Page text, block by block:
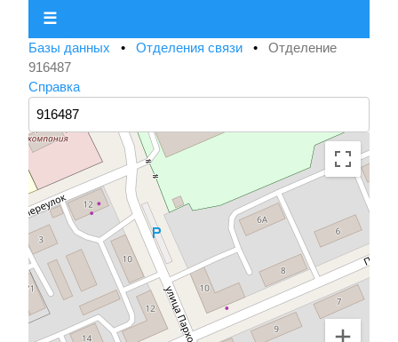
☰
Базы данных • Отделения связи • Отделение
916487
Справка